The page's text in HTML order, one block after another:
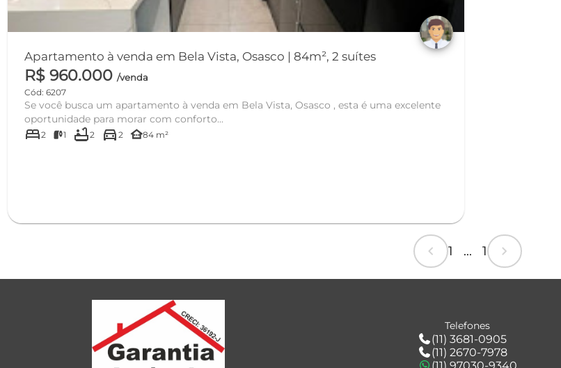
Apartamento à venda em Bela Vista, Osasco | 84m², 2 suítes
R$ 960.000 /venda
Cód: 6207
Se você busca um apartamento à venda em Bela Vista, Osasco , esta é uma excelente
oportunidade para morar com conforto...
bed2 1 bathtub2 directions_car 2 other_houses84 m²
chevron_left 1 ... 1 chevron_right
Telefones
(11) 3681-0905
(11) 2670-7978